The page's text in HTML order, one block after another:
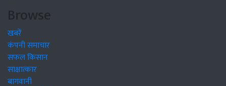
Browse
खबरें
कंपनी समाचार
सफल किसान
साक्षात्कार
बागवानी